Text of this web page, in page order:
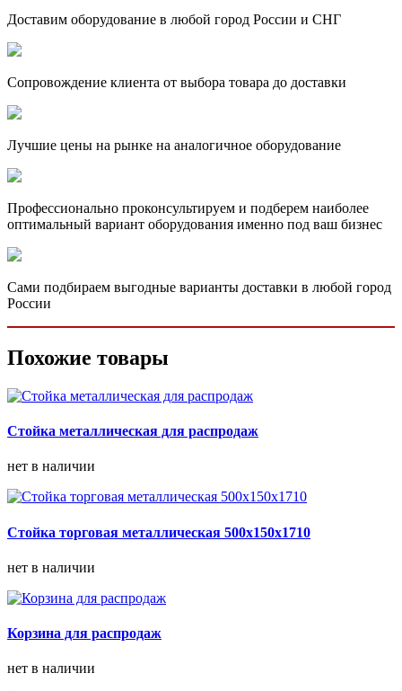
Доставим оборудование в любой город России и СНГ
Сопровождение клиента от выбора товара до доставки
Лучшие цены на рынке на аналогичное оборудование
Профессионально проконсультируем и подберем наиболее
оптимальный вариант оборудования именно под ваш бизнес
Сами подбираем выгодные варианты доставки в любой город
России
Похожие товары
Стойка металлическая для распродаж
нет в наличии
Стойка торговая металлическая 500х150х1710
нет в наличии
Корзина для распродаж
нет в наличии